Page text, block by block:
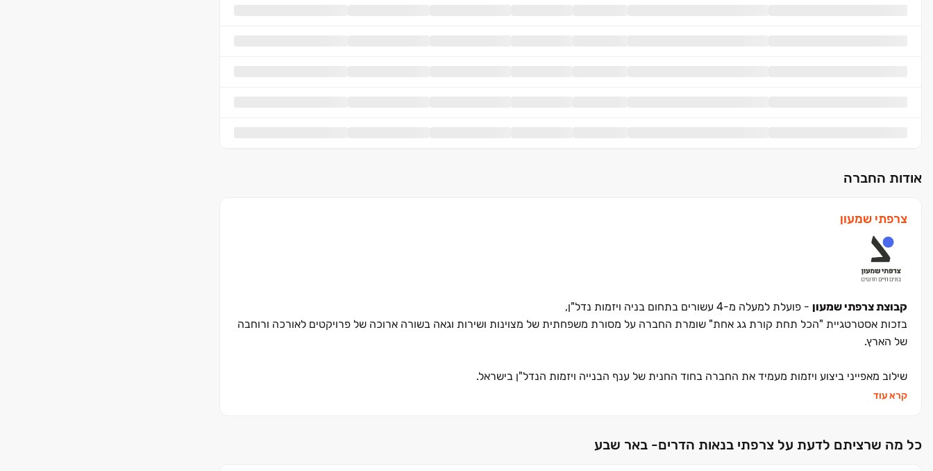
אודות החברה
צרפתי שמעון
קבוצת צרפתי שמעון - פועלת למעלה מ-4 עשורים בתחום בניה ויזמות נדל"ן,
בזכות אסטרטגיית "הכל תחת קורת גג אחת" שומרת החברה על מסורת משפחתית של מצוינות ושירות וגאה בשורה ארוכה של פרויקטים לאורכה ורוחבה
של הארץ.
שילוב מאפייני ביצוע ויזמות מעמיד את החברה בחוד החנית של ענף הבנייה ויזמות הנדל"ן בישראל.
קרא עוד
כל מה שרציתם לדעת על צרפתי בנאות הדרים- באר שבע